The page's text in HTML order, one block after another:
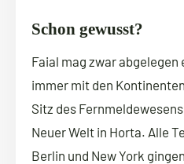
Schon gewusst?
Faial mag zwar
immer mit den
Sitz des
Neuer Welt in Horta. Alle
Berlin und New York